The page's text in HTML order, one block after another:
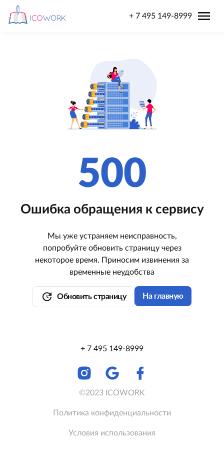
+ 7 495 149-8999 menu
500
Ошибка обращения к сервису
Мы уже устраняем неисправность,
попробуйте обновить страницу через
некоторое время. Приносим извинения за
временные неудобства
update Обновить страницу На главную
+ 7 495 149-8999
©2023 ICOWORK
Политика конфиденциальности
Условия использования